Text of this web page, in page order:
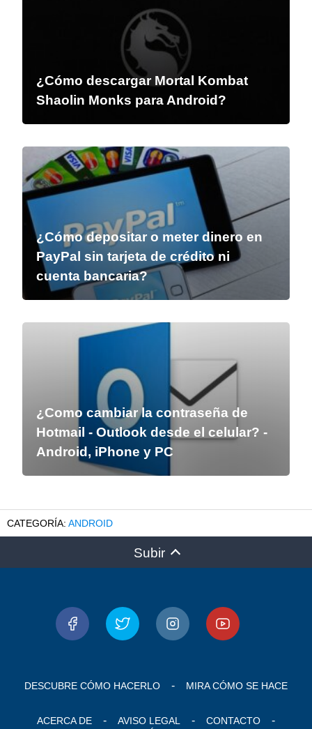
¿Cómo descargar Mortal Kombat
Shaolin Monks para Android?
¿Cómo depositar o meter dinero en
PayPal sin tarjeta de crédito ni
cuenta bancaria?
¿Como cambiar la contraseña de
Hotmail - Outlook desde el celular? -
Android, iPhone y PC
ANDROID
Subir
DESCUBRE CÓMO HACERLO MIRA CÓMO SE HACE
ACERCA DE AVISO LEGAL
CONTACTO